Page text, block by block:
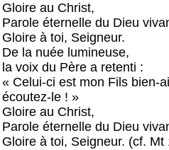
Gloire au Christ,
Parole éternelle du Dieu
Gloire à toi, Seigneur.
De la nuée lumineuse,
la voix du Père a retenti :
« Celui-ci est mon Fils bien-
écoutez-le ! »
Gloire au Christ,
Parole éternelle du Dieu
Gloire à toi, Seigneur. (cf. Mt